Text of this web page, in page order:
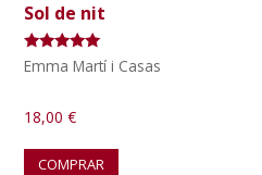
Sol de nit
Puntuat amb
5.00
Emma Martí i Casas
18,00€
COMPRAR